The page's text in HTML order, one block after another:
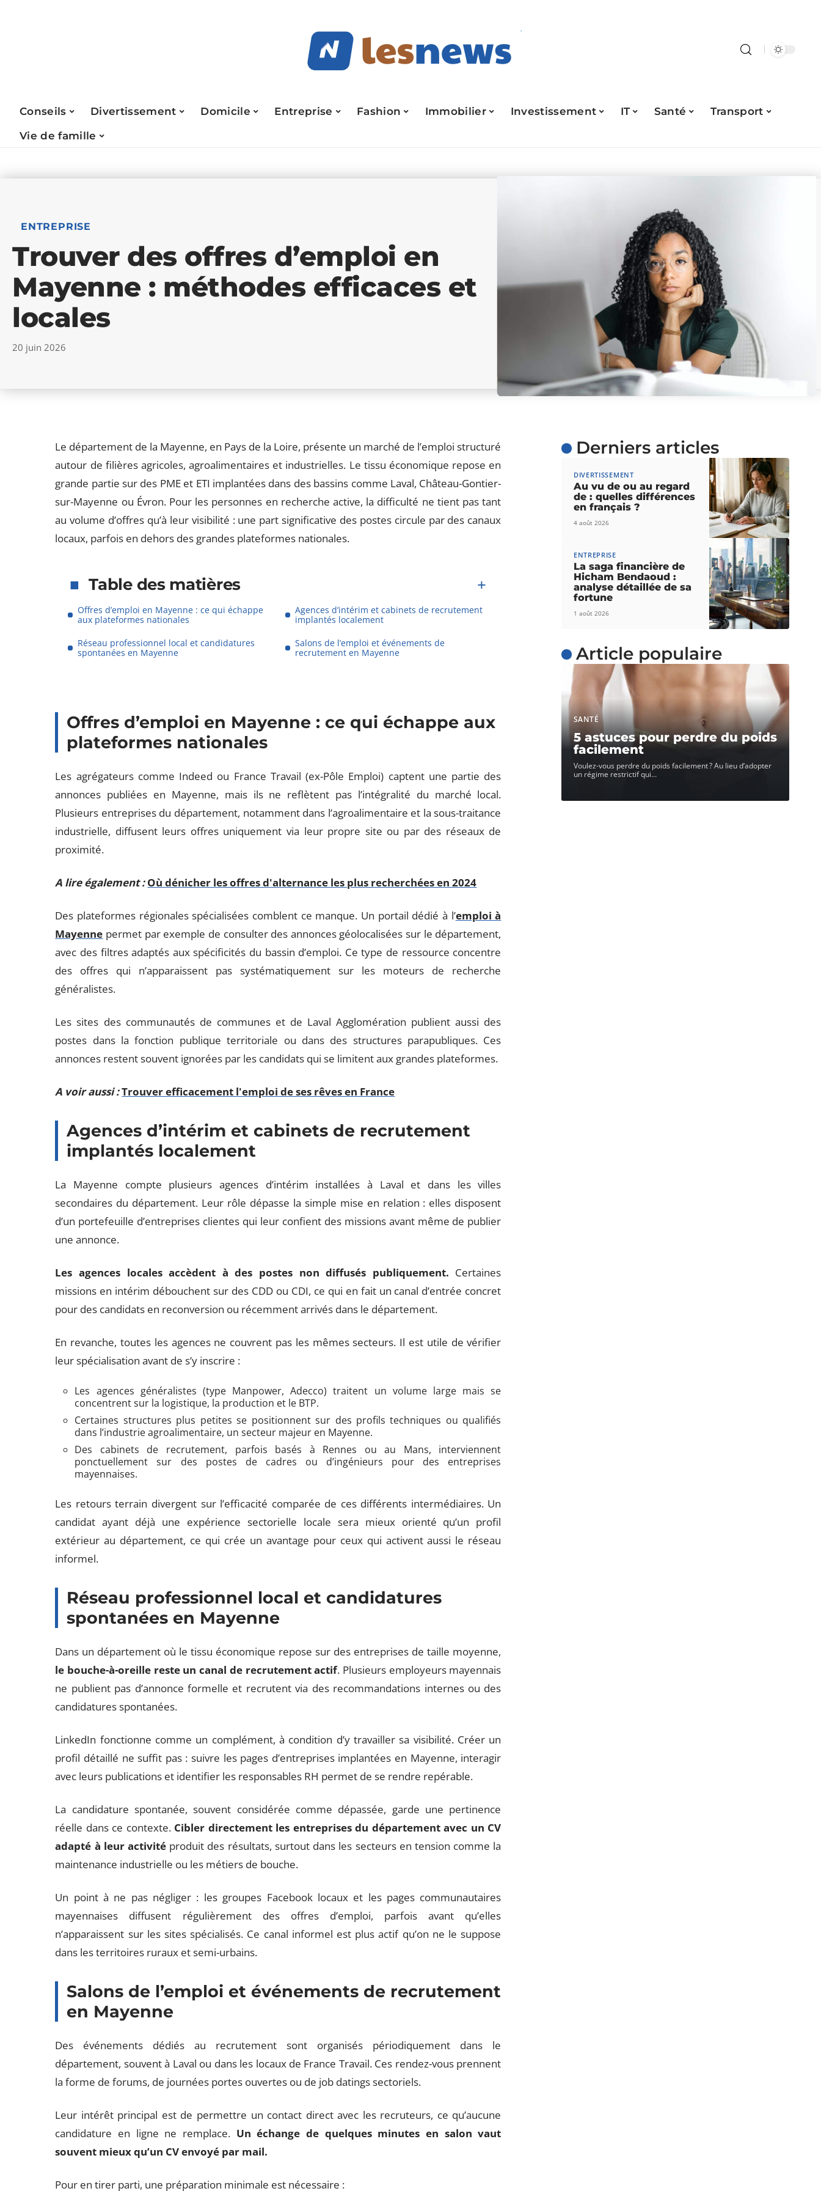
Conseils Divertissement Domicile Entreprise Fashion Immobilier Investissement IT Santé
Transport
Vie de famille
ENTREPRISE
Trouver des offres d’emploi en
Mayenne : méthodes efficaces et
locales
20 juin 2026
Le département de la Mayenne, en Pays de la Loire, présente un marché de l’emploi structuré
autour de filières agricoles, agroalimentaires et industrielles. Le tissu économique repose en
grande partie sur des PME et ETI implantées dans des bassins comme Laval, Château-Gontier-
sur-Mayenne ou Évron. Pour les personnes en recherche active, la difficulté ne tient pas tant
au volume d’offres qu’à leur visibilité : une part significative des postes circule par des canaux
locaux, parfois en dehors des grandes plateformes nationales.
Table des matières
Offres d’emploi en Mayenne : ce qui échappe
aux plateformes nationales
Agences d’intérim et cabinets de recrutement
implantés localement
Réseau professionnel local et candidatures
spontanées en Mayenne
Salons de l’emploi et événements de
recrutement en Mayenne
Offres d’emploi en Mayenne : ce qui échappe aux
plateformes nationales
Les agrégateurs comme Indeed ou France Travail (ex-Pôle Emploi) captent une partie des
annonces publiées en Mayenne, mais ils ne reflètent pas l’intégralité du marché local.
Plusieurs entreprises du département, notamment dans l’agroalimentaire et la sous-traitance
industrielle, diffusent leurs offres uniquement via leur propre site ou par des réseaux de
proximité.
A lire également : Où dénicher les offres d'alternance les plus recherchées en 2024
Des plateformes régionales spécialisées comblent ce manque. Un portail dédié à l’emploi à
Mayenne permet par exemple de consulter des annonces géolocalisées sur le département,
avec des filtres adaptés aux spécificités du bassin d’emploi. Ce type de ressource concentre
des offres qui n’apparaissent pas systématiquement sur les moteurs de recherche
généralistes.
Les sites des communautés de communes et de Laval Agglomération publient aussi des
postes dans la fonction publique territoriale ou dans des structures parapubliques. Ces
annonces restent souvent ignorées par les candidats qui se limitent aux grandes plateformes.
A voir aussi :Trouver efficacement l'emploi de ses rêves en France
Agences d’intérim et cabinets de recrutement
implantés localement
La Mayenne compte plusieurs agences d’intérim installées à Laval et dans les villes
secondaires du département. Leur rôle dépasse la simple mise en relation : elles disposent
d’un portefeuille d’entreprises clientes qui leur confient des missions avant même de publier
une annonce.
Les agences locales accèdent à des postes non diffusés publiquement. Certaines
missions en intérim débouchent sur des CDD ou CDI, ce qui en fait un canal d’entrée concret
pour des candidats en reconversion ou récemment arrivés dans le département.
En revanche, toutes les agences ne couvrent pas les mêmes secteurs. Il est utile de vérifier
leur spécialisation avant de s’y inscrire :
Les agences généralistes (type Manpower, Adecco) traitent un volume large mais se
concentrent sur la logistique, la production et le BTP.
Certaines structures plus petites se positionnent sur des profils techniques ou qualifiés
dans l’industrie agroalimentaire, un secteur majeur en Mayenne.
Des cabinets de recrutement, parfois basés à Rennes ou au Mans, interviennent
ponctuellement sur des postes de cadres ou d’ingénieurs pour des entreprises
mayennaises.
Les retours terrain divergent sur l’efficacité comparée de ces différents intermédiaires. Un
candidat ayant déjà une expérience sectorielle locale sera mieux orienté qu’un profil
extérieur au département, ce qui crée un avantage pour ceux qui activent aussi le réseau
informel.
Réseau professionnel local et candidatures
spontanées en Mayenne
Dans un département où le tissu économique repose sur des entreprises de taille moyenne,
le bouche-à-oreille reste un canal de recrutement actif. Plusieurs employeurs mayennais
ne publient pas d’annonce formelle et recrutent via des recommandations internes ou des
candidatures spontanées.
LinkedIn fonctionne comme un complément, à condition d’y travailler sa visibilité. Créer un
profil détaillé ne suffit pas : suivre les pages d’entreprises implantées en Mayenne, interagir
avec leurs publications et identifier les responsables RH permet de se rendre repérable.
La candidature spontanée, souvent considérée comme dépassée, garde une pertinence
réelle dans ce contexte. Cibler directement les entreprises du département avec un CV
adapté à leur activité produit des résultats, surtout dans les secteurs en tension comme la
maintenance industrielle ou les métiers de bouche.
Un point à ne pas négliger : les groupes Facebook locaux et les pages communautaires
mayennaises diffusent régulièrement des offres d’emploi, parfois avant qu’elles
n’apparaissent sur les sites spécialisés. Ce canal informel est plus actif qu’on ne le suppose
dans les territoires ruraux et semi-urbains.
Salons de l’emploi et événements de recrutement
en Mayenne
Des événements dédiés au recrutement sont organisés périodiquement dans le
département, souvent à Laval ou dans les locaux de France Travail. Ces rendez-vous prennent
la forme de forums, de journées portes ouvertes ou de job datings sectoriels.
Leur intérêt principal est de permettre un contact direct avec les recruteurs, ce qu’aucune
candidature en ligne ne remplace. Un échange de quelques minutes en salon vaut
souvent mieux qu’un CV envoyé par mail.
Pour en tirer parti, une préparation minimale est nécessaire :
Derniers articles
DIVERTISSEMENT
Au vu de ou au regard
de : quelles différences
en français ?
4 août 2026
ENTREPRISE
La saga financière de
Hicham Bendaoud :
analyse détaillée de sa
fortune
1 août 2026
Article populaire
SANTÉ
5 astuces pour perdre du poids
facilement
Voulez-vous perdre du poids facilement ? Au lieu d’adopter
un régime restrictif qui…